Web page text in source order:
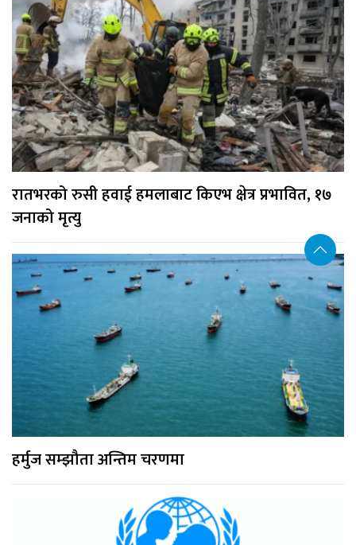
रातभरको रुसी हवाई हमलाबाट किएभ क्षेत्र प्रभावित, १७
जनाको मृत्यु
हर्मुज सम्झौता अन्तिम चरणमा